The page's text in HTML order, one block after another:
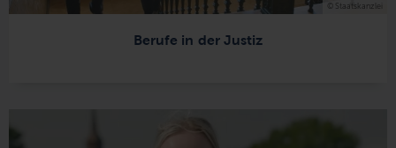
Berufe in der Justiz
© Staatskanzlei